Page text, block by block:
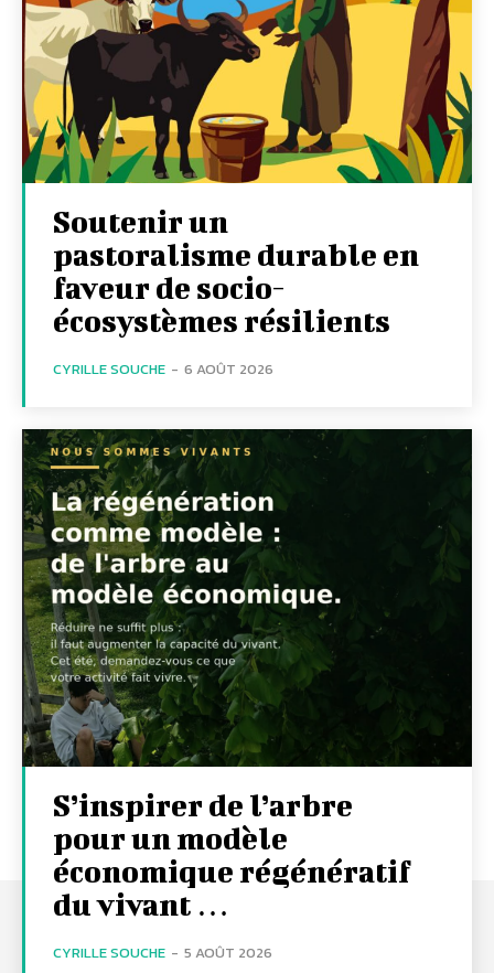
Soutenir un
pastoralisme durable en
faveur de socio-
écosystèmes résilients
CYRILLE SOUCHE - 6 AOÛT 2026
S’inspirer de l’arbre
pour un modèle
économique régénératif
du vivant …
CYRILLE SOUCHE - 5 AOÛT 2026